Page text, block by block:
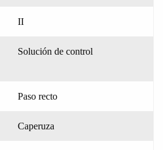
II
Solución de control
Paso recto
Caperuza